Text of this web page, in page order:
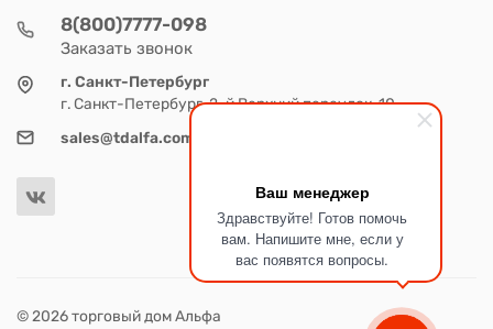
Ваш менеджер
Здравствуйте! Готов помочь
вам. Напишите мне, если у
вас появятся вопросы.
8(800)7777-098
Заказать звонок
г. Санкт-Петербург
г. Санкт-Петербург, 2-й Верхний переулок, 10
sales@tdalfa.com
© 2026 торговый дом Альфа